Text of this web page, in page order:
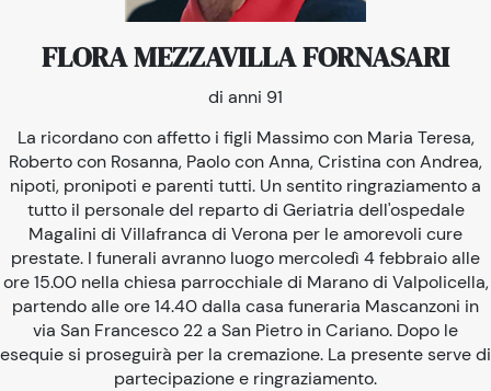
FLORA MEZZAVILLA FORNASARI
di anni 91
La ricordano con affetto i figli Massimo con Maria Teresa,
Roberto con Rosanna, Paolo con Anna, Cristina con Andrea,
nipoti, pronipoti e parenti tutti. Un sentito ringraziamento a
tutto il personale del reparto di Geriatria dell'ospedale
Magalini di Villafranca di Verona per le amorevoli cure
prestate. I funerali avranno luogo mercoledì 4 febbraio alle
ore 15.00 nella chiesa parrocchiale di Marano di Valpolicella,
partendo alle ore 14.40 dalla casa funeraria Mascanzoni in
via San Francesco 22 a San Pietro in Cariano. Dopo le
esequie si proseguirà per la cremazione. La presente serve di
partecipazione e ringraziamento.